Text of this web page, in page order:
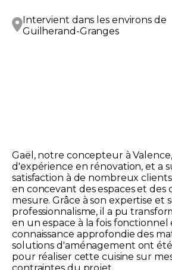
Intervient dans les environs de
Guilherand-Granges
Gaël, notre concepteur à
d'expérience en rénovation, et a
satisfaction à de nombreux
en concevant des espaces et des
mesure. Grâce à son expertise et
professionnalisme, il a pu
en un espace à la fois fonctionnel
connaissance approfondie des
solutions d'aménagement ont
pour réaliser cette cuisine sur